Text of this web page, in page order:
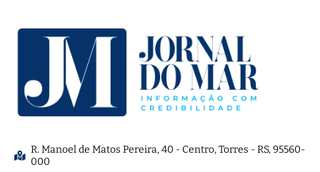
R. Manoel de Matos Pereira, 40 - Centro, Torres - RS, 95560-
000